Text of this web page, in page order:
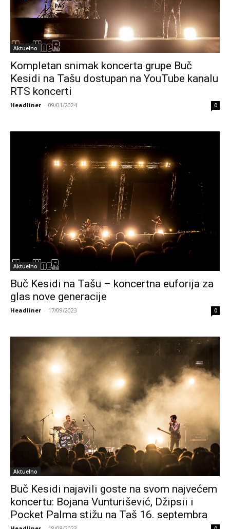
Aktuelno
Kompletan snimak koncerta grupe Buč
Kesidi na Tašu dostupan na YouTube kanalu
RTS koncerti
Headliner - 09/01/2024 0
Aktuelno
Buč Kesidi na Tašu – koncertna euforija za
glas nove generacije
Headliner - 17/09/2023 0
Aktuelno
Buč Kesidi najavili goste na svom najvećem
koncertu: Bojana Vunturišević, Džipsii i
Pocket Palma stižu na Taš 16. septembra